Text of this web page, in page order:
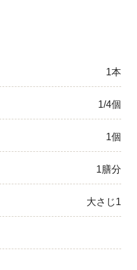
1本
1/4個
1個
1膳分
大さじ1